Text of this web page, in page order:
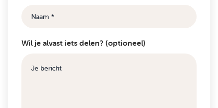
Wil je alvast iets delen? (optioneel)